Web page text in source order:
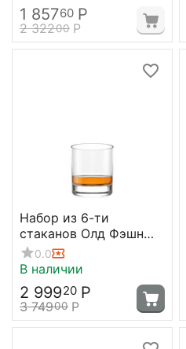
1 85760 Р
2 32200 Р
Набор из 6-ти
стаканов Олд Фэшн
New York Bar, 250 мл,
D 75 мм, H 85 мм,
0.0
В наличии
2 99920 Р
3 74900 Р